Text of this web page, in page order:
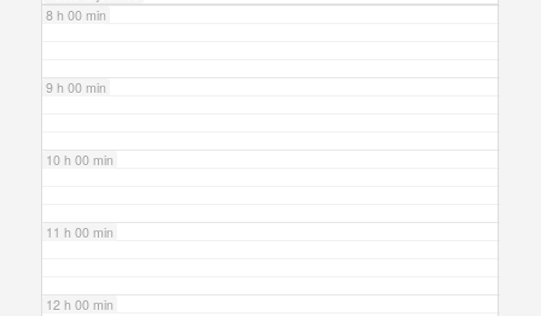
8 h 00 min
9 h 00 min
10 h 00 min
11 h 00 min
12 h 00 min